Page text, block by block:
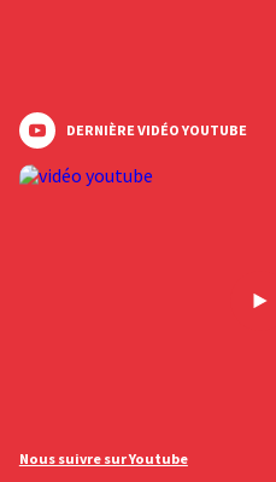
DERNIÈRE VIDÉO YOUTUBE
Nous suivre sur Youtube